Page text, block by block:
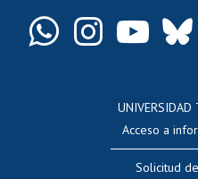
UNIVERSIDAD
Acceso a
Solicitud